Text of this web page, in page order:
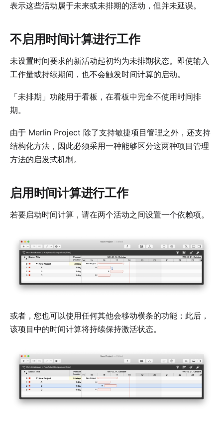
表示这些活动属于未来或未排期的活动，但并未延误。
不启用时间计算进行工作
未设置时间要求的新活动起初均为未排期状态。即使输入
工作量或持续期间 ，也不会触发时间计算的启动。
「未排期」功能用于看板 ，在看板中完全不使用时间排
期。
由于 Merlin Project 除了支持敏捷项目管理之外，还支持
结构化方法 ，因此必须采用一种能够区分这两种项目管理
方法的启发式机制。
启用时间计算进行工作
若要启动时间计算，请在两个活动之间设置一个依赖项。
或者，您也可以使用任何其他会移动横条的功能；此后，
该项目中的时间计算将持续保持激活状态。